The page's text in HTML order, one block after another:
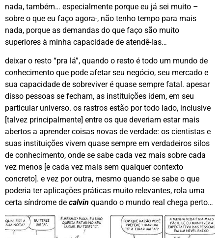
nada, também… especialmente porque eu já sei muito –
sobre o que eu faço agora-, não tenho tempo para mais
nada, porque as demandas do que faço são muito
superiores à minha capacidade de atendê-las…
deixar o resto “pra lá”, quando o resto é todo um mundo de
conhecimento que pode afetar seu negócio, seu mercado e
sua capacidade de sobreviver é quase sempre fatal. apesar
disso pessoas se fecham, as instituições idem, em seu
particular universo. os rastros estão por todo lado, inclusive
[talvez principalmente] entre os que deveriam estar mais
abertos a aprender coisas novas de verdade: os cientistas e
suas instituições vivem quase sempre em verdadeiros silos
de conhecimento, onde se sabe cada vez mais sobre cada
vez menos [e cada vez mais sem qualquer contexto
concreto]. e vez por outra, mesmo quando se sabe o que
poderia ter aplicações práticas muito relevantes, rola uma
certa síndrome de calvin quando o mundo real chega perto…